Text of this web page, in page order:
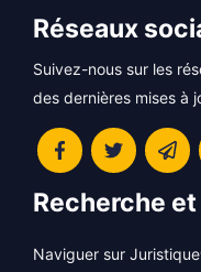
Réseaux
Suivez-nous sur les
des dernières mises à
Recherche
Naviguer sur